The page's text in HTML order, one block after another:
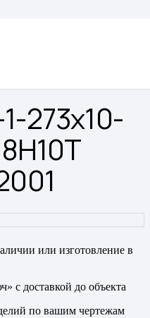
273х10-
или изготовление в
с доставкой до объекта
по вашим чертежам